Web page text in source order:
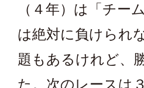
（４年）は「チー
は絶対に負けられ
題もあるけれど、
た。次のレースは